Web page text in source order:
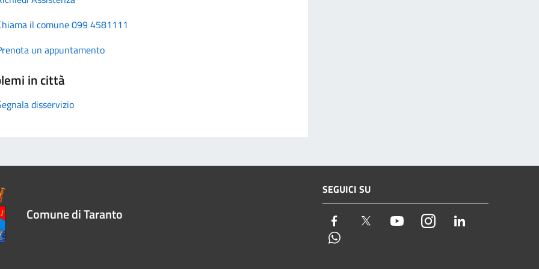
il comune 099 4581111
un appuntamento
in città
disservizio
Comune di Taranto
SEGUICI SU
Facebook Twitter YoutubeInstagram